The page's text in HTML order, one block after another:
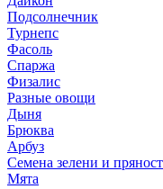
Подсолнечник
Турнепс
Фасоль
Спаржа
Физалис
Разные овощи
Дыня
Брюква
Арбуз
Семена зелени и
Мята